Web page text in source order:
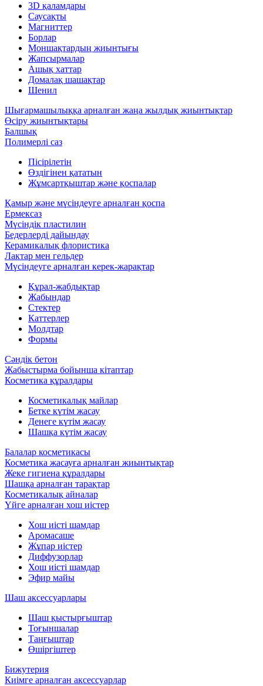
3D қаламдары
Саусақты
Магниттер
Борлар
Моншақтардың жиынтығы
Жапсырмалар
Ашық хаттар
Домалақ шашақтар
Шенил
Шығармашылыққа арналған жаңа жылдық жиынтықтар
Өсіру жиынтықтары
Балшық
Полимерлі саз
Пісірілетін
Өздігінен қататын
Жұмсартқыштар және қоспалар
Қамыр және мүсіндеуге арналған қоспа
Ермексаз
Мүсіндік пластилин
Бедерлерді дайындау
Керамикалық флористика
Лактар мен гельдер
Мүсіндеуге арналған керек-жарақтар
Құрал-жабдықтар
Жабындар
Стектер
Каттерлер
Молдтар
Формы
Сәндік бетон
Жабыстырма бойынша кітаптар
Косметика құралдары
Косметикалық майлар
Бетке күтім жасау
Денеге күтім жасау
Шашқа күтім жасау
Балалар косметикасы
Косметика жасауға арналған жиынтықтар
Жеке гигиена құралдары
Шашқа арналған тарақтар
Косметикалық айналар
Үйге арналған хош иістер
Хош иісті шамдар
Аромасаше
Жұпар иістер
Диффузорлар
Хош иісті шамдар
Эфир майы
Шаш аксессуарлары
Шаш қыстырғыштар
Тоғыншалар
Таңғыштар
Өшіргіштер
Бижутерия
Киімге арналған аксессуарлар